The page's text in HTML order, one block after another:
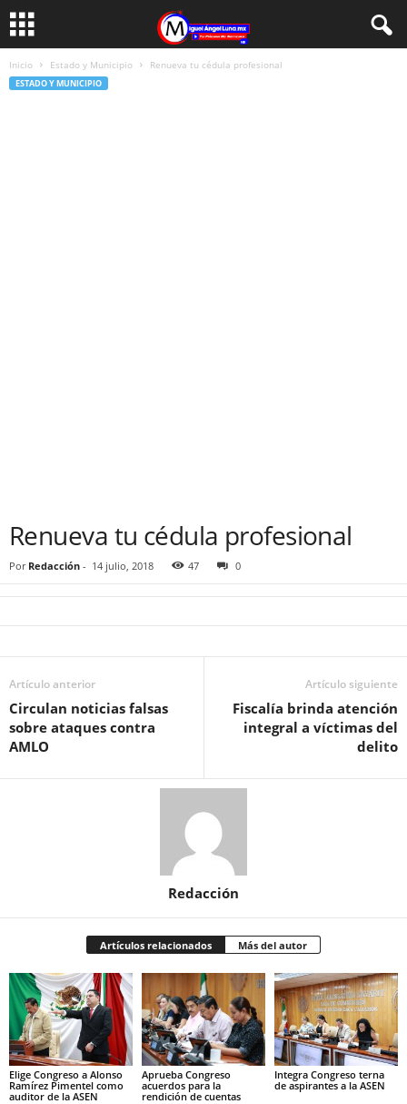
Inicio Estado y Municipio Renueva tu cédula profesional
ESTADO Y MUNICIPIO
Renueva tu cédula profesional
Por Redacción - 14 julio, 2018 47 0
Artículo anterior
Circulan noticias falsas
sobre ataques contra
AMLO
Artículo siguiente
Fiscalía brinda atención
integral a víctimas del
delito
Redacción
Artículos relacionados Más del autor
Elige Congreso a Alonso
Ramírez Pimentel como
auditor de la ASEN
Aprueba Congreso
acuerdos para la
rendición de cuentas
Integra Congreso terna
de aspirantes a la ASEN